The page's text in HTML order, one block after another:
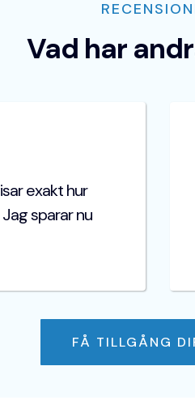
Vad har
exakt hur
sparar nu
FÅ TILLGÅNG